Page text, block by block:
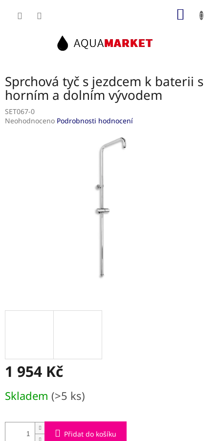
Sprchová tyč s jezdcem k baterii s
horním a dolním vývodem
SET067-0
Průměrné
Neohodnoceno Podrobnosti hodnocení
1 954 Kč
cena:
Skladem (>5 ks)
Přidat do košíku